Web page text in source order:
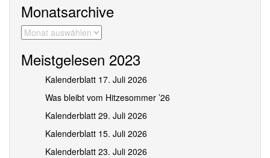
Monatsarchive
Monatsarchive
Meistgelesen 2023
Kalenderblatt 17. Juli 2026
Was bleibt vom Hitzesommer ’26
Kalenderblatt 29. Juli 2026
Kalenderblatt 15. Juli 2026
Kalenderblatt 23. Juli 2026